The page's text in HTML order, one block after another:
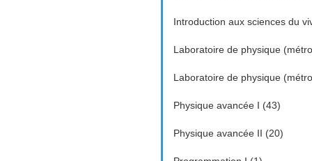
Introduction aux sciences du
Laboratoire de physique
Laboratoire de physique
Physique avancée I (43)
Physique avancée II (20)